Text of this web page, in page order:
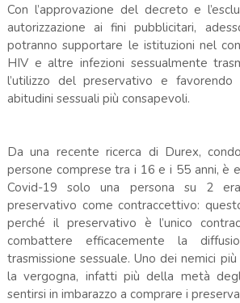
Con l’approvazione del decreto e
autorizzazione ai fini pubblicitari,
potranno supportare le istituzioni nel
HIV e altre infezioni sessualmente
l’utilizzo del preservativo e favorendo
abitudini sessuali più consapevoli.
Da una recente ricerca di Durex,
persone comprese tra i 16 e i 55 anni, è
Covid-19 solo una persona su 2
preservativo come contraccettivo:
perché il preservativo è l’unico
combattere efficacemente la
trasmissione sessuale. Uno dei nemici
la vergogna, infatti più della metà
sentirsi in imbarazzo a comprare i